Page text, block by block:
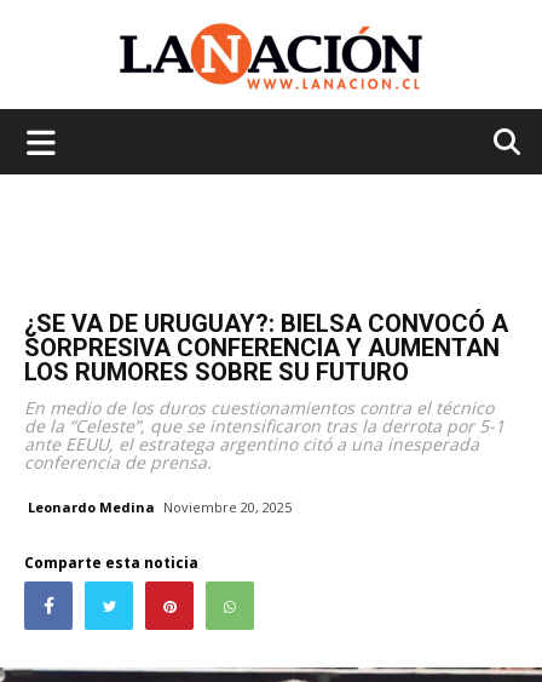
¿SE VA DE URUGUAY?: BIELSA CONVOCÓ A
SORPRESIVA CONFERENCIA Y AUMENTAN
LOS RUMORES SOBRE SU FUTURO
En medio de los duros cuestionamientos contra el técnico
de la “Celeste”, que se intensificaron tras la derrota por 5-1
ante EEUU, el estratega argentino citó a una inesperada
conferencia de prensa.
Leonardo Medina Noviembre 20, 2025
Comparte esta noticia